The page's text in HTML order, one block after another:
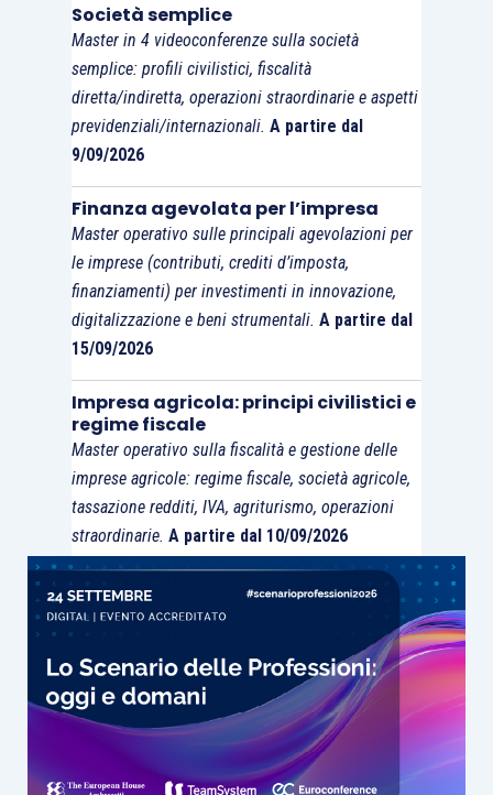
Società semplice
Master in 4 videoconferenze sulla società
semplice: profili civilistici, fiscalità
diretta/indiretta, operazioni straordinarie e aspetti
previdenziali/internazionali. A partire dal
9/09/2026
Finanza agevolata per l’impresa
Master operativo sulle principali agevolazioni per
le imprese (contributi, crediti d’imposta,
finanziamenti) per investimenti in innovazione,
digitalizzazione e beni strumentali. A partire dal
15/09/2026
Impresa agricola: principi civilistici e
regime fiscale
Master operativo sulla fiscalità e gestione delle
imprese agricole: regime fiscale, società agricole,
tassazione redditi, IVA, agriturismo, operazioni
straordinarie. A partire dal 10/09/2026